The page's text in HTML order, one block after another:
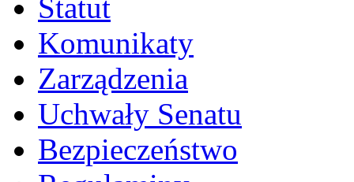
Statut
Komunikaty
Zarządzenia
Uchwały Senatu
Bezpieczeństwo